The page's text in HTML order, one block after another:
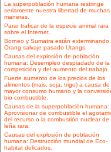
La superpoblación humana restringe
seriamente nuestra libertad de muchas
maneras.
Parar traficar de la especie animal rara
sobre el Internet.
Borneo y Sumatra están exterminando
Orang salvaje pasado Utangs.
Causas del explosión de población
humana: Desempleo despiadado de la
competición y del aumento del trabajo.
Fuerte aumento de los precios de los
alimentos (mais, soja, trigo) a causa de
mayor consumo humano y la
bio-combustible.
Causas de la superpoblación humana:
Aprovisionar de combustible el
del recurso o la combustión nuclear de
leña rara.
Causas del explosión de población
humana: Destrucción mundial de Eco-
habitat delicados.